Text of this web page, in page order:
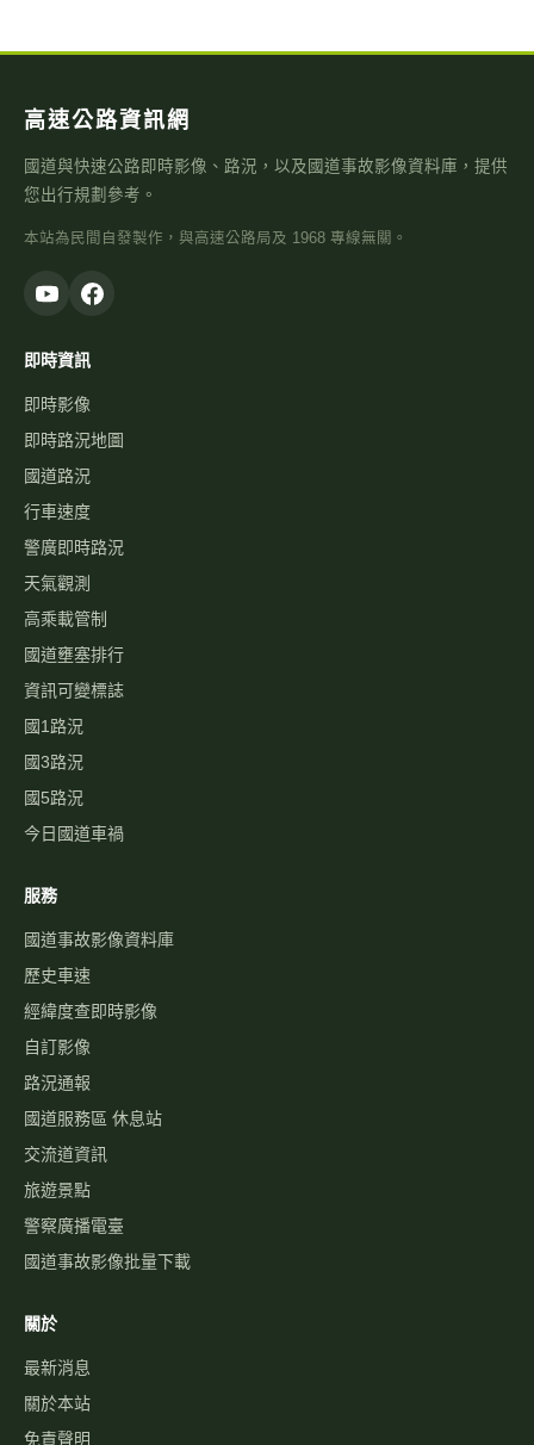
高速公路資訊網
國道與快速公路即時影像、路況，以及國道事故影像資料庫，提供
您出行規劃參考。
本站為民間自發製作，與高速公路局及 1968 專線無關。
即時資訊
即時影像
即時路況地圖
國道路況
行車速度
警廣即時路況
天氣觀測
高乘載管制
國道壅塞排行
資訊可變標誌
國1路況
國3路況
國5路況
今日國道車禍
服務
國道事故影像資料庫
歷史車速
經緯度查即時影像
自訂影像
路況通報
國道服務區 休息站
交流道資訊
旅遊景點
警察廣播電臺
國道事故影像批量下載
關於
最新消息
關於本站
免責聲明